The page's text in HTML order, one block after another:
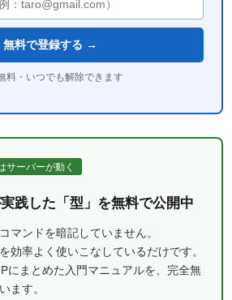
無料で登録する →
料・いつでも解除できます
サーバーが動く
践した「型」を無料で公開中
マンドを暗記していません。
効率よく使いこなしているだけです。
にまとめた入門マニュアルを、完全無
ます。